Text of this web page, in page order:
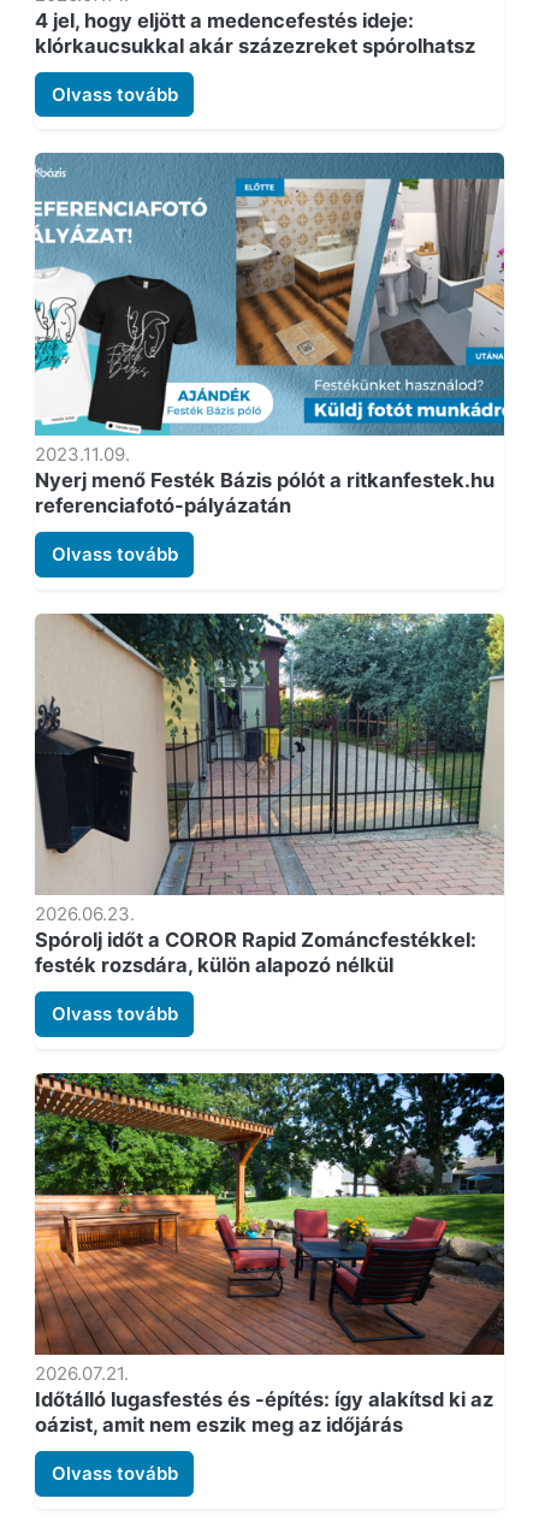
4 jel, hogy eljött a medencefestés ideje:
klórkaucsukkal akár százezreket spórolhatsz
Olvass tovább
2023.11.09.
Nyerj menő Festék Bázis pólót a ritkanfestek.hu
referenciafotó-pályázatán
Olvass tovább
2026.06.23.
Spórolj időt a COROR Rapid Zománcfestékkel:
festék rozsdára, külön alapozó nélkül
Olvass tovább
2026.07.21.
Időtálló lugasfestés és -építés: így alakítsd ki az
oázist, amit nem eszik meg az időjárás
Olvass tovább